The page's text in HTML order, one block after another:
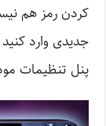
کردن رمز هم
جدیدی وارد
پنل تنظیمات